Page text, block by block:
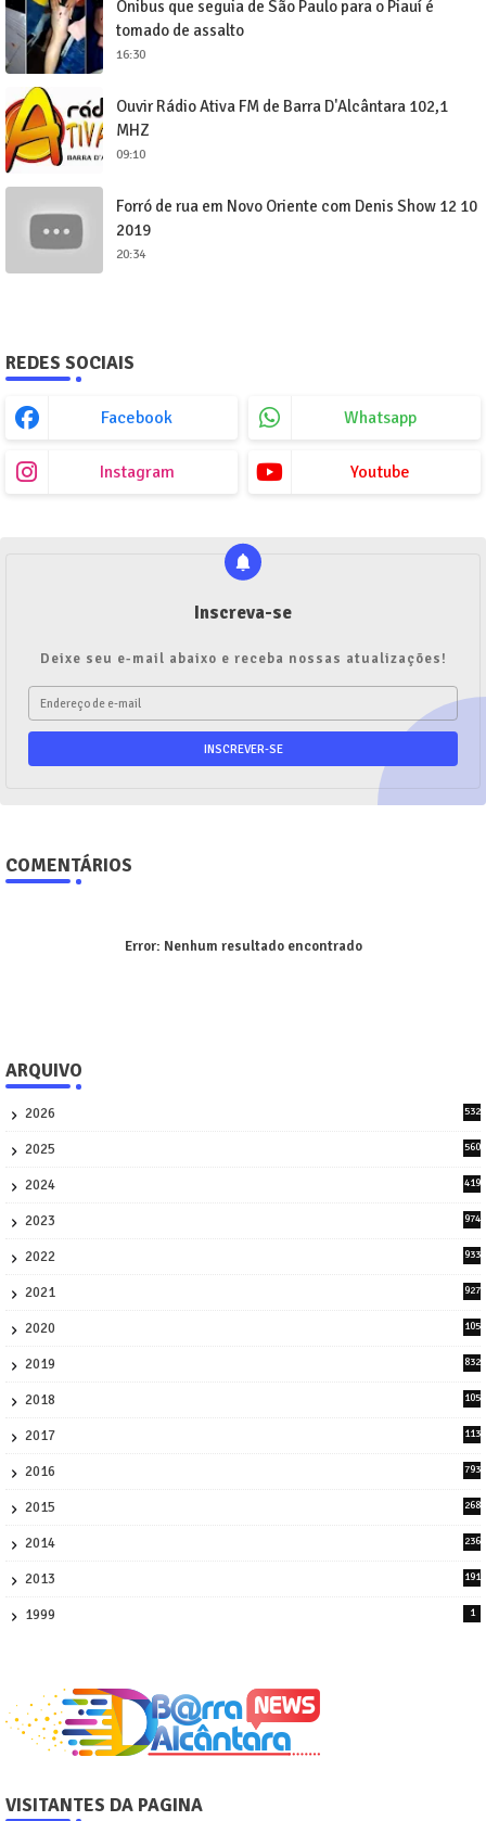
Ônibus que seguia de São Paulo para o Piauí é
tomado de assalto
16:30
Ouvir Rádio Ativa FM de Barra D'Alcântara 102,1
MHZ
09:10
Forró de rua em Novo Oriente com Denis Show 12 10
2019
20:34
REDES SOCIAIS
Facebook Whatsapp
Instagram Youtube
Inscreva-se
Deixe seu e-mail abaixo e receba nossas atualizações!
COMENTÁRIOS
Error: Nenhum resultado encontrado
ARQUIVO
2026
532
2025
560
2024
419
2023
974
2022
933
2021
927
2020
105
2019
832
2018
105
2017
113
2016
793
2015
268
2014
236
2013
191
1999 1
VISITANTES DA PAGINA